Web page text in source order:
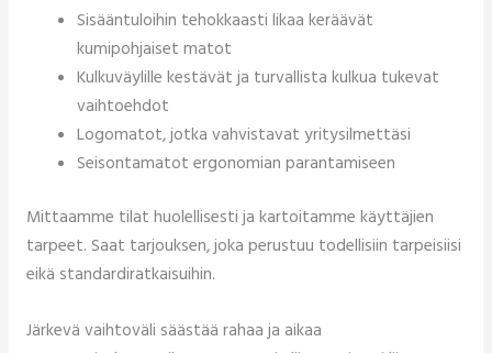
Sisääntuloihin tehokkaasti likaa keräävät
kumipohjaiset matot
Kulkuväylille kestävät ja turvallista kulkua tukevat
vaihtoehdot
Logomatot, jotka vahvistavat yritysilmettäsi
Seisontamatot ergonomian parantamiseen
Mittaamme tilat huolellisesti ja kartoitamme käyttäjien
tarpeet. Saat tarjouksen, joka perustuu todellisiin tarpeisiisi
eikä standardiratkaisuihin.
Järkevä vaihtoväli säästää rahaa ja aikaa